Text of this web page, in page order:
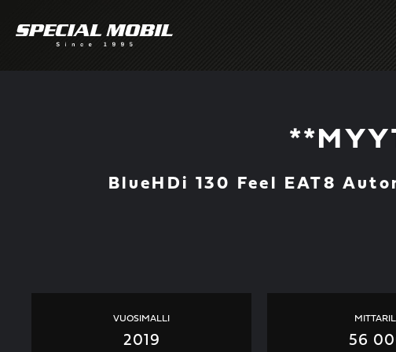
BlueHDi 130 Feel EAT8
VUOSIMALLI
2019 56